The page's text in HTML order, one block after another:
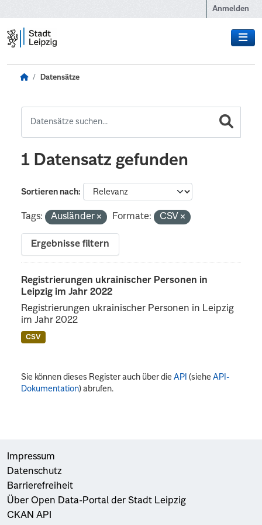
Anmelden
Datensätze
1 Datensatz gefunden
Sortieren nach
Tags: Ausländer Formate: CSV
Ergebnisse filtern
Registrierungen ukrainischer Personen in
Leipzig im Jahr 2022
Registrierungen ukrainischer Personen in Leipzig
im Jahr 2022
CSV
Sie können dieses Register auch über dieAPI (sieheAPI-
Dokumentation) abrufen.
Impressum
Datenschutz
Barrierefreiheit
Über Open Data-Portal der Stadt Leipzig
CKAN API